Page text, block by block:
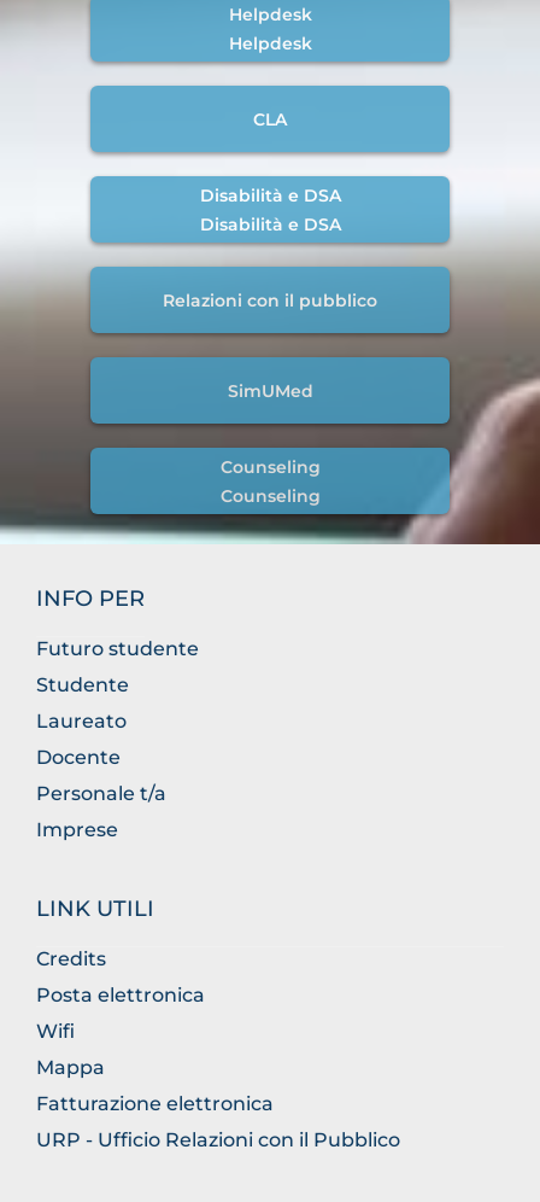
Helpdesk
Helpdesk
CLA
Disabilità e DSA
Disabilità e DSA
Relazioni con il pubblico
SimUMed
Counseling
Counseling
INFO PER
Futuro studente
Studente
Laureato
Docente
Personale t/a
Imprese
LINK UTILI
Credits
Posta elettronica
Wifi
Mappa
Fatturazione elettronica
URP - Ufficio Relazioni con il Pubblico